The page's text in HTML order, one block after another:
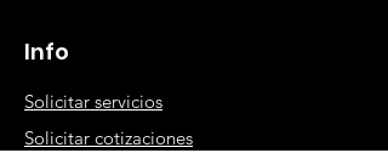
Info
Solicitar servicios
Solicitar cotizaciones